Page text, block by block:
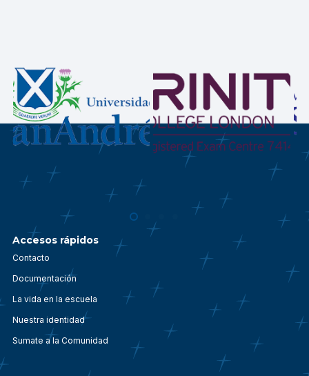
Accesos rápidos
Contacto
Documentación
La vida en la escuela
Nuestra identidad
Sumate a la Comunidad